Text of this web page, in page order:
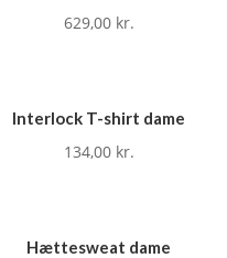
629,00 kr.
Interlock T-shirt dame
134,00 kr.
Hættesweat dame